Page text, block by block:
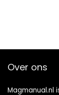
Over ons
Magmanual.nl